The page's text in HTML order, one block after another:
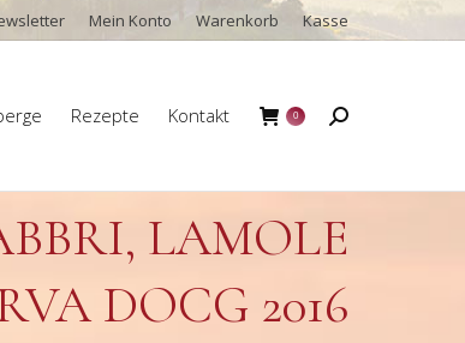
Mein Konto Warenkorb Kasse
Rezepte Kontakt 0 Search:
LAMOLE
DOCG 2016